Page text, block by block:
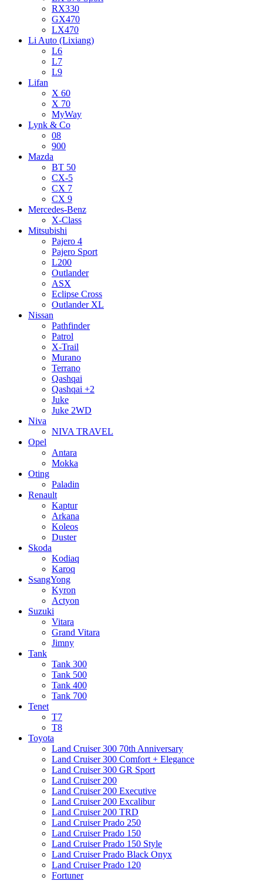
RX330
GX470
LX470
Li Auto (Lixiang)
L6
L7
L9
Lifan
X 60
X 70
MyWay
Lynk & Co
08
900
Mazda
BT 50
CX-5
CX 7
CX 9
Mercedes-Benz
X-Class
Mitsubishi
Pajero 4
Pajero Sport
L200
Outlander
ASX
Eclipse Cross
Outlander XL
Nissan
Pathfinder
Patrol
X-Trail
Murano
Terrano
Qashqai
Qashqai +2
Juke
Juke 2WD
Niva
NIVA TRAVEL
Opel
Antara
Mokka
Oting
Paladin
Renault
Kaptur
Arkana
Koleos
Duster
Skoda
Kodiaq
Karoq
SsangYong
Kyron
Actyon
Suzuki
Vitara
Grand Vitara
Jimny
Tank
Tank 300
Tank 500
Tank 400
Tank 700
Tenet
T7
T8
Toyota
Land Cruiser 300 70th Anniversary
Land Cruiser 300 Comfort + Elegance
Land Cruiser 300 GR Sport
Land Cruiser 200
Land Cruiser 200 Executive
Land Cruiser 200 Excalibur
Land Cruiser 200 TRD
Land Cruiser Prado 250
Land Cruiser Prado 150
Land Cruiser Prado 150 Style
Land Cruiser Prado Black Onyx
Land Cruiser Prado 120
Fortuner